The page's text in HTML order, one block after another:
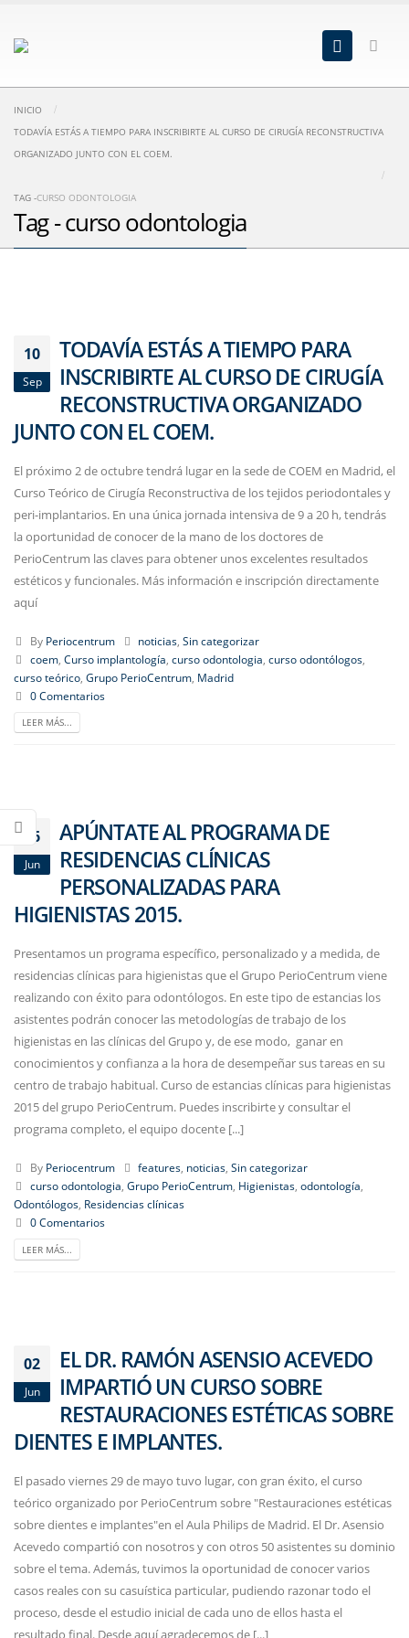
INICIO
TODAVÍA ESTÁS A TIEMPO PARA INSCRIBIRTE AL CURSO DE CIRUGÍA RECONSTRUCTIVA
ORGANIZADO JUNTO CON EL COEM.
TAG -CURSO ODONTOLOGIA
Tag - curso odontologia
10
Sep
TODAVÍA ESTÁS A TIEMPO PARA
INSCRIBIRTE AL CURSO DE CIRUGÍA
RECONSTRUCTIVA ORGANIZADO
JUNTO CON EL COEM.
El próximo 2 de octubre tendrá lugar en la sede de COEM en Madrid, el
Curso Teórico de Cirugía Reconstructiva de los tejidos periodontales y
peri-implantarios. En una única jornada intensiva de 9 a 20 h, tendrás
la oportunidad de conocer de la mano de los doctores de
PerioCentrum las claves para obtener unos excelentes resultados
estéticos y funcionales. Más información e inscripción directamente
aquí
By Periocentrum noticias ,Sin categorizar
coem, Curso implantología curso odontologia curso odontólogos,
curso teórico Grupo PerioCentrum Madrid
0 Comentarios
LEER MÁS...
16
Jun
APÚNTATE AL PROGRAMA DE
RESIDENCIAS CLÍNICAS
PERSONALIZADAS PARA
HIGIENISTAS 2015.
Presentamos un programa específico, personalizado y a medida, de
residencias clínicas para higienistas que el Grupo PerioCentrum viene
realizando con éxito para odontólogos. En este tipo de estancias los
asistentes podrán conocer las metodologías de trabajo de los
higienistas en las clínicas del Grupo y, de ese modo, ganar en
conocimientos y confianza a la hora de desempeñar sus tareas en su
centro de trabajo habitual. Curso de estancias clínicas para higienistas
2015 del grupo PerioCentrum. Puedes inscribirte y consultar el
programa completo, el equipo docente [...]
By Periocentrum features, noticias,Sin categorizar
curso odontologia, Grupo PerioCentrum, Higienistas, odontología,
Odontólogos, Residencias clínicas
0 Comentarios
LEER MÁS...
02
Jun
EL DR. RAMÓN ASENSIO ACEVEDO
IMPARTIÓ UN CURSO SOBRE
RESTAURACIONES ESTÉTICAS SOBRE
DIENTES E IMPLANTES.
El pasado viernes 29 de mayo tuvo lugar, con gran éxito, el curso
teórico organizado por PerioCentrum sobre "Restauraciones estéticas
sobre dientes e implantes"en el Aula Philips de Madrid. El Dr. Asensio
Acevedo compartió con nosotros y con otros 50 asistentes su dominio
sobre el tema. Además, tuvimos la oportunidad de conocer varios
casos reales con su casuística particular, pudiendo razonar todo el
proceso, desde el estudio inicial de cada uno de ellos hasta el
resultado final. Desde aquí agradecemos de [...]